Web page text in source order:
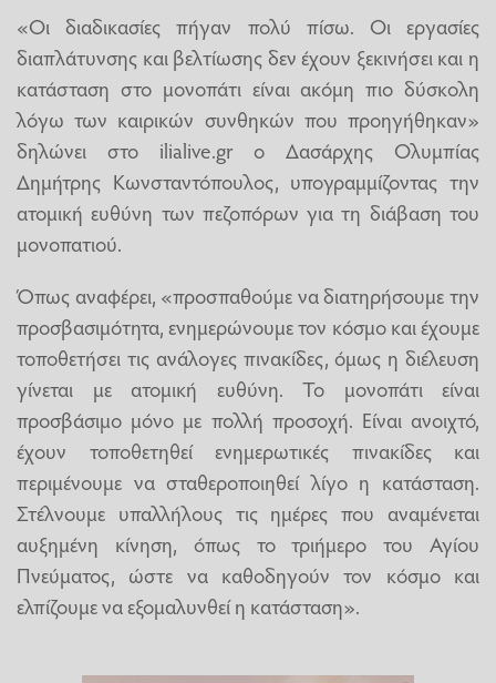
«Οι διαδικασίες πήγαν πολύ πίσω. Οι εργασίες
διαπλάτυνσης και βελτίωσης δεν έχουν ξεκινήσει και η
κατάσταση στο μονοπάτι είναι ακόμη πιο δύσκολη
λόγω των καιρικών συνθηκών που προηγήθηκαν»
δηλώνει στο ilialive.gr ο Δασάρχης Ολυμπίας
Δημήτρης Κωνσταντόπουλος, υπογραμμίζοντας την
ατομική ευθύνη των πεζοπόρων για τη διάβαση του
μονοπατιού.
Όπως αναφέρει, «προσπαθούμε να διατηρήσουμε την
προσβασιμότητα, ενημερώνουμε τον κόσμο και έχουμε
τοποθετήσει τις ανάλογες πινακίδες, όμως η διέλευση
γίνεται με ατομική ευθύνη. Το μονοπάτι είναι
προσβάσιμο μόνο με πολλή προσοχή. Είναι ανοιχτό,
έχουν τοποθετηθεί ενημερωτικές πινακίδες και
περιμένουμε να σταθεροποιηθεί λίγο η κατάσταση.
Στέλνουμε υπαλλήλους τις ημέρες που αναμένεται
αυξημένη κίνηση, όπως το τριήμερο του Αγίου
Πνεύματος, ώστε να καθοδηγούν τον κόσμο και
ελπίζουμε να εξομαλυνθεί η κατάσταση».